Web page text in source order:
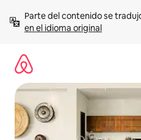
contenido
Parte del contenido se
en el idioma original